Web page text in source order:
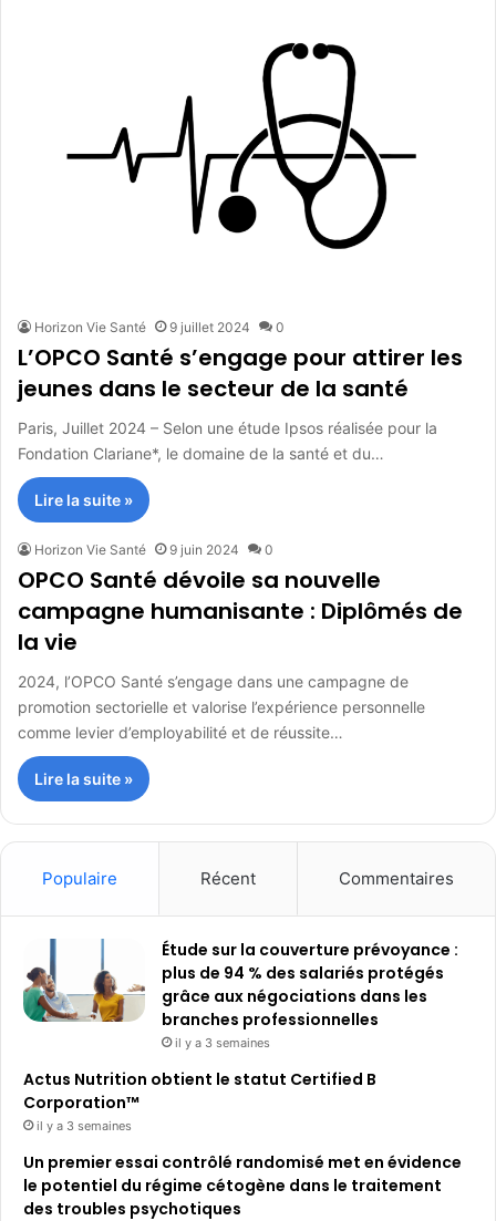
Horizon Vie Santé 9 juillet 2024 0
L’OPCO Santé s’engage pour attirer les
jeunes dans le secteur de la santé
Paris, Juillet 2024 – Selon une étude Ipsos réalisée pour la
Fondation Clariane*, le domaine de la santé et du…
Lire la suite »
Horizon Vie Santé 9 juin 2024 0
OPCO Santé dévoile sa nouvelle
campagne humanisante : Diplômés de
la vie
2024, l’OPCO Santé s’engage dans une campagne de
promotion sectorielle et valorise l’expérience personnelle
comme levier d’employabilité et de réussite…
Lire la suite »
Populaire Récent Commentaires
Étude sur la couverture prévoyance :
plus de 94 % des salariés protégés
grâce aux négociations dans les
branches professionnelles
il y a 3 semaines
Actus Nutrition obtient le statut Certified B
Corporation™
il y a 3 semaines
Un premier essai contrôlé randomisé met en évidence
le potentiel du régime cétogène dans le traitement
des troubles psychotiques